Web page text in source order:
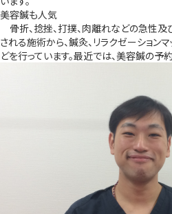
美容鍼も人気
骨折、捻挫、打撲、肉離れなどの急性
される施術から、鍼灸、リラクゼーション
どを行っています。最近では、美容鍼の予